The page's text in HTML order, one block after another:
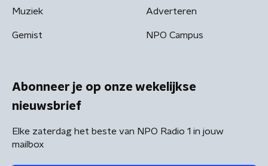
Muziek
Gemist
Adverteren
NPO Campus
Abonneer je op onze wekelijkse
nieuwsbrief
Elke zaterdag het beste van NPO Radio 1 in jouw
mailbox